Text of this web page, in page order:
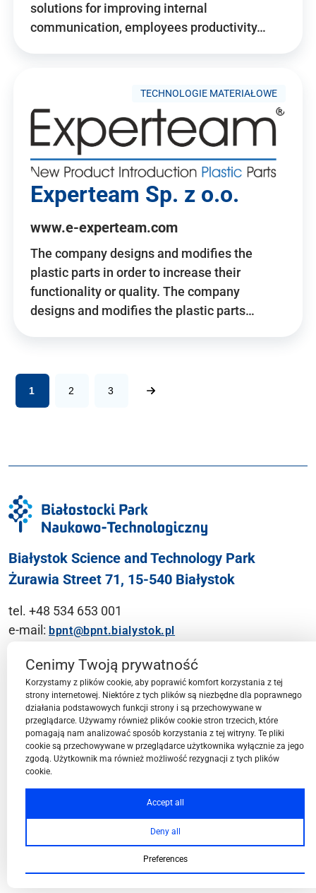
solutions for improving internal
communication, employees productivity…
TECHNOLOGIE MATERIAŁOWE
Experteam Sp. z o.o.
www.e-experteam.com
The company designs and modifies the
plastic parts in order to increase their
functionality or quality. The company
designs and modifies the plastic parts…
1 2 3
Białystok Science and Technology Park
Żurawia Street 71, 15-540 Białystok
tel. +48 534 653 001
e-mail: bpnt@bpnt.bialystok.pl
Contact
BPN-T Area
BPN-T Offer
Cenimy Twoją prywatność
Korzystamy z plików cookie, aby poprawić komfort korzystania z tej
strony internetowej. Niektóre z tych plików są niezbędne dla poprawnego
działania podstawowych funkcji strony i są przechowywane w
przeglądarce. Używamy również plików cookie stron trzecich, które
pomagają nam analizować sposób korzystania z tej witryny. Te pliki
cookie są przechowywane w przeglądarce użytkownika wyłącznie za jego
zgodą. Użytkownik ma również możliwość rezygnacji z tych plików
cookie.
Accept all
Deny all
Preferences